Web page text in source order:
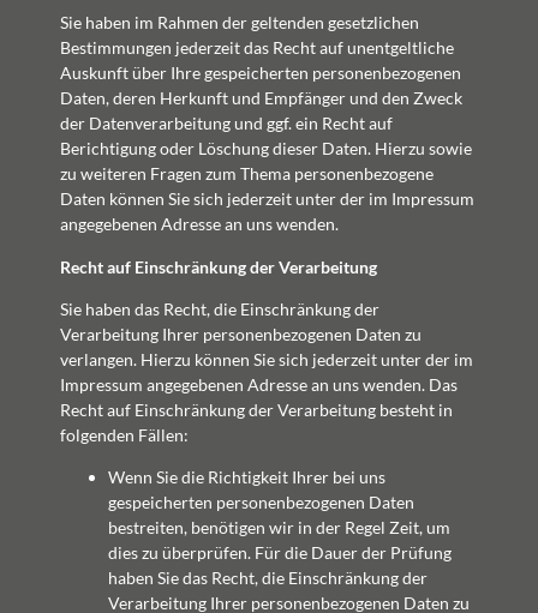
Sie haben im Rahmen der geltenden gesetzlichen
Bestimmungen jederzeit das Recht auf unentgeltliche
Auskunft über Ihre gespeicherten personenbezogenen
Daten, deren Herkunft und Empfänger und den Zweck
der Datenverarbeitung und ggf. ein Recht auf
Berichtigung oder Löschung dieser Daten. Hierzu sowie
zu weiteren Fragen zum Thema personenbezogene
Daten können Sie sich jederzeit unter der im Impressum
angegebenen Adresse an uns wenden.
Recht auf Einschränkung der Verarbeitung
Sie haben das Recht, die Einschränkung der
Verarbeitung Ihrer personenbezogenen Daten zu
verlangen. Hierzu können Sie sich jederzeit unter der im
Impressum angegebenen Adresse an uns wenden. Das
Recht auf Einschränkung der Verarbeitung besteht in
folgenden Fällen:
Wenn Sie die Richtigkeit Ihrer bei uns
gespeicherten personenbezogenen Daten
bestreiten, benötigen wir in der Regel Zeit, um
dies zu überprüfen. Für die Dauer der Prüfung
haben Sie das Recht, die Einschränkung der
Verarbeitung Ihrer personenbezogenen Daten zu